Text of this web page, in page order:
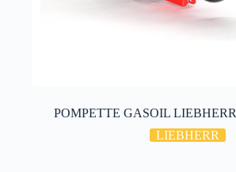
POMPETTE GASOIL
LIEBHERR